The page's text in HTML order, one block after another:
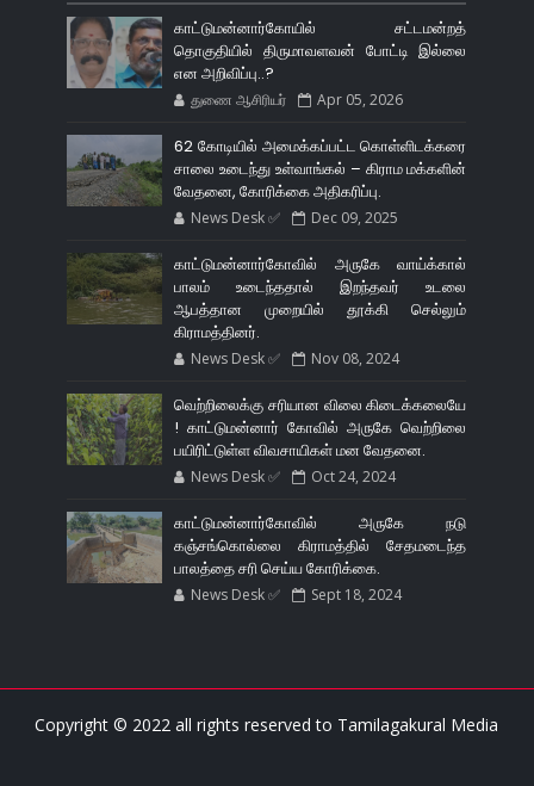
காட்டுமன்னார்கோயில் சட்டமன்றத்
தொகுதியில் திருமாவளவன் போட்டி இல்லை
என அறிவிப்பு..?
துணை ஆசிரியர் Apr 05, 2026
62 கோடியில் அமைக்கப்பட்ட கொள்ளிடக்கரை
சாலை உடைந்து உள்வாங்கல் – கிராம மக்களின்
வேதனை, கோரிக்கை அதிகரிப்பு.
News Desk ✅ Dec 09, 2025
காட்டுமன்னார்கோவில் அருகே வாய்க்கால்
பாலம் உடைந்ததால் இறந்தவர் உடலை
ஆபத்தான முறையில் தூக்கி செல்லும்
கிராமத்தினர்.
News Desk ✅ Nov 08, 2024
வெற்றிலைக்கு சரியான விலை கிடைக்கலையே
! காட்டுமன்னார் கோவில் அருகே வெற்றிலை
பயிரிட்டுள்ள விவசாயிகள் மன வேதனை.
News Desk ✅ Oct 24, 2024
காட்டுமன்னார்கோவில் அருகே நடு
கஞ்சங்கொல்லை கிராமத்தில் சேதமடைந்த
பாலத்தை சரி செய்ய கோரிக்கை.
News Desk ✅ Sept 18, 2024
Copyright © 2022 all rights reserved to Tamilagakural Media